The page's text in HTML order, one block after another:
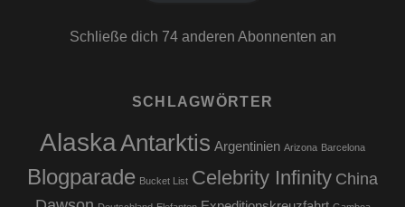
Schließe dich 74 anderen Abonnenten an
SCHLAGWÖRTER
AlaskaAntarktis Argentinien Arizona Barcelona
Blogparade Bucket List Celebrity Infinity China